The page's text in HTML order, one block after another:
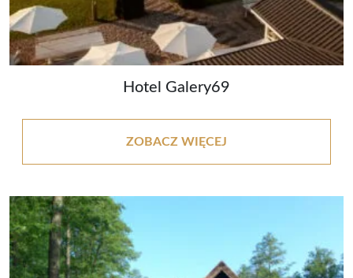
Hotel Galery69
ZOBACZ WIĘCEJ